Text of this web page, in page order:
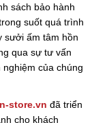
sách bảo hành
suốt quá trình
sưởi ấm tâm hồn
qua sự tư vấn
của chúng
store.vn đã triển
cho khách